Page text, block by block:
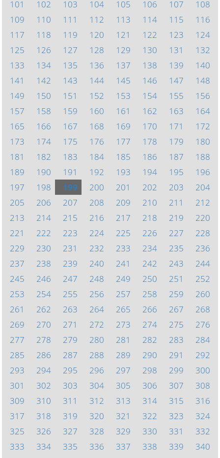
101
102 103 104 105 106 107
108
109
110 111 112 113 114 115
116
117
118 119 120 121 122 123
124
125
126 127 128 129 130 131
132
133
134 135 136 137 138 139
140
141
142 143 144 145 146 147
148
149
150 151 152 153 154 155
156
157
158 159 160 161 162 163
164
165
166 167 168 169 170 171
172
173
174 175 176 177 178 179
180
181
182 183 184 185 186 187
188
189
190 191 192 193 194 195
196
197
198 199 200 201 202 203
204
205
206 207 208 209 210 211
212
213
214 215 216 217 218 219
220
221
222 223 224 225 226 227
228
229
230 231 232 233 234 235
236
237
238 239 240 241 242 243
244
245
246 247 248 249 250 251
252
253
254 255 256 257 258 259
260
261
262 263 264 265 266 267
268
269
270 271 272 273 274 275
276
277
278 279 280 281 282 283
284
285
286 287 288 289 290 291
292
293
294 295 296 297 298 299
300
301
302 303 304 305 306 307
308
309
310 311 312 313 314 315
316
317
318 319 320 321 322 323
324
325
326 327 328 329 330 331
332
333
334 335 336 337 338 339
340